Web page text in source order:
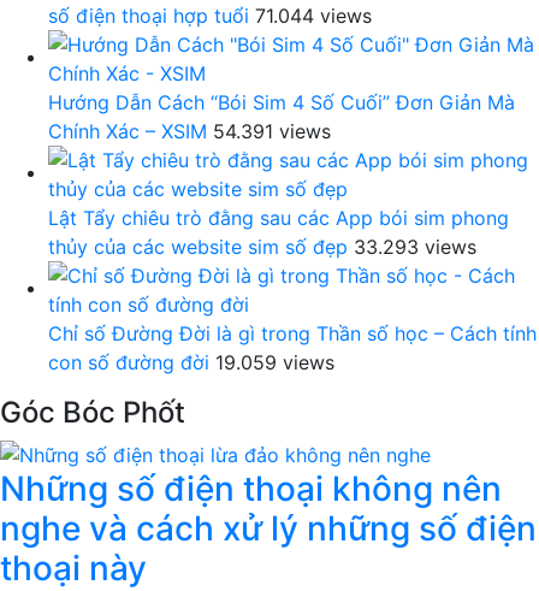
số điện thoại hợp tuổi 71.044 views
Hướng Dẫn Cách “Bói Sim 4 Số Cuối” Đơn Giản Mà
Chính Xác – XSIM 54.391 views
Lật Tẩy chiêu trò đằng sau các App bói sim phong
thủy của các website sim số đẹp 33.293 views
Chỉ số Đường Đời là gì trong Thần số học – Cách tính
con số đường đời 19.059 views
Góc Bóc Phốt
Những số điện thoại không nên
nghe và cách xử lý những số điện
thoại này